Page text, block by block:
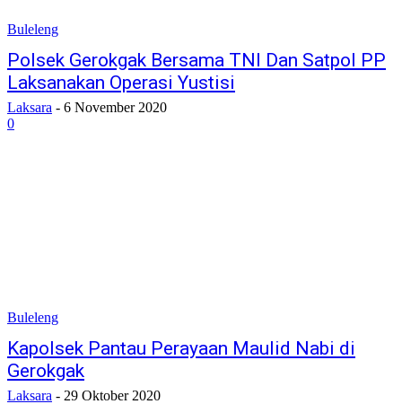
Buleleng
Polsek Gerokgak Bersama TNI Dan Satpol PP
Laksanakan Operasi Yustisi
Laksara - 6 November 2020
0
Buleleng
Kapolsek Pantau Perayaan Maulid Nabi di
Gerokgak
Laksara - 29 Oktober 2020